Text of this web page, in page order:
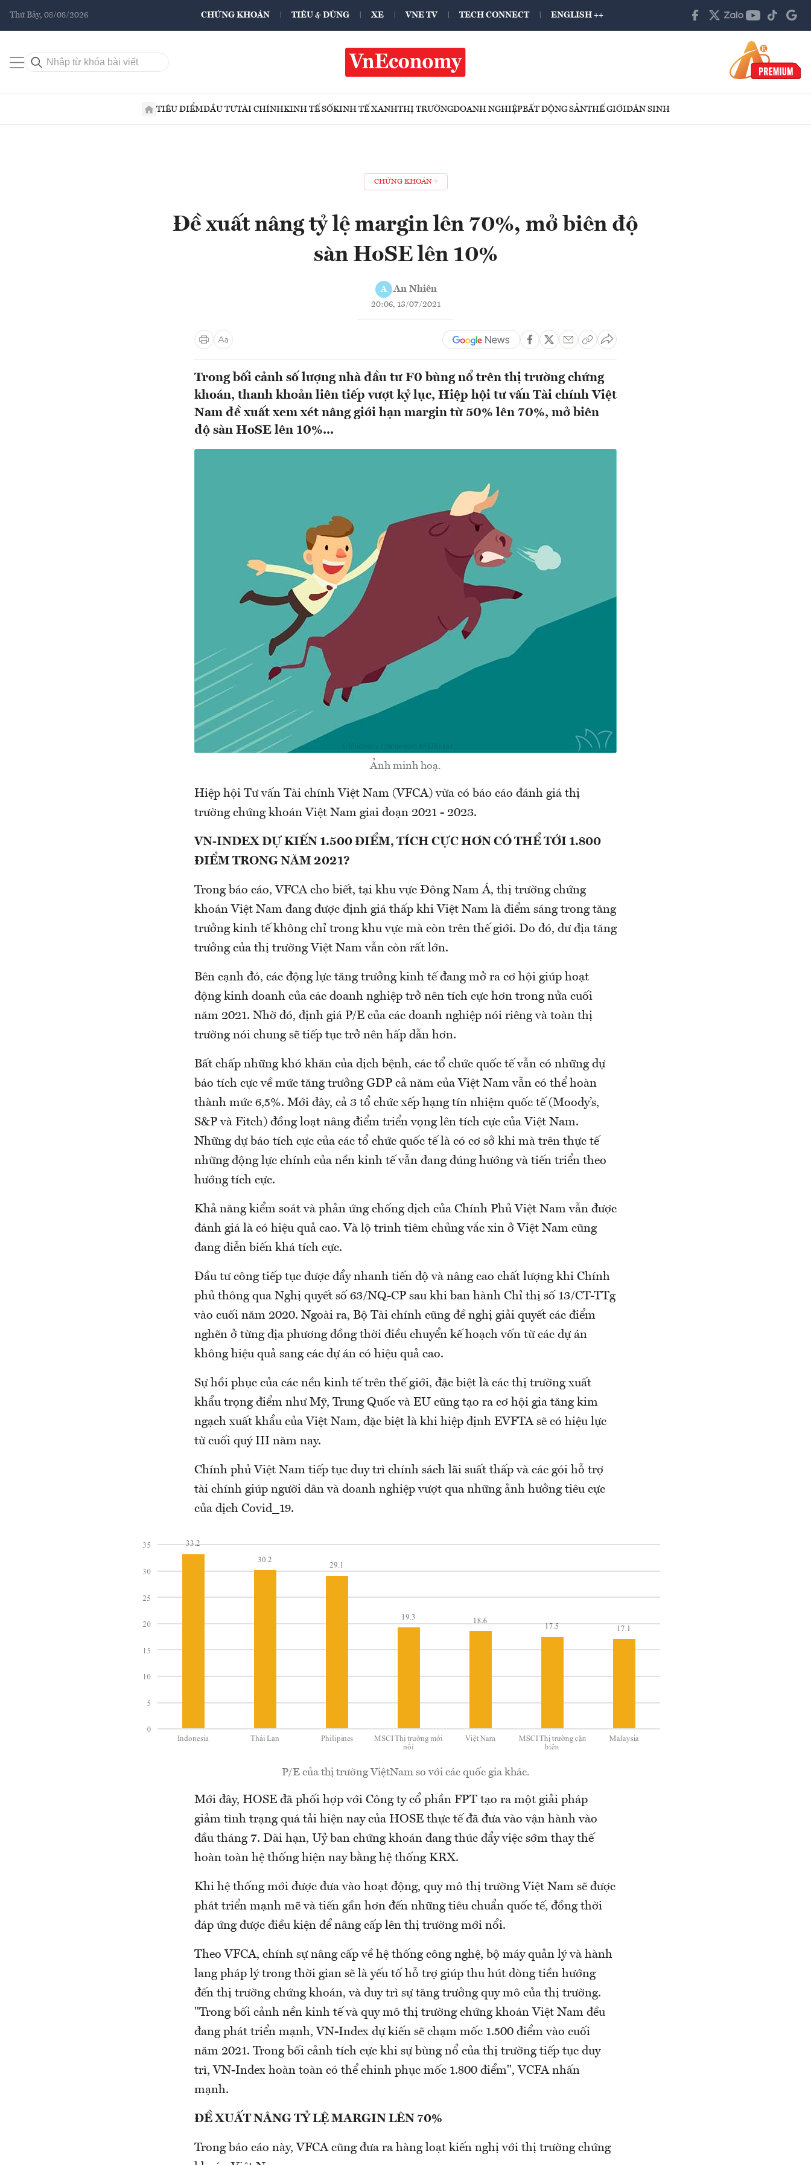
Thứ Bảy, 08/08/2026 CHỨNG KHOÁN TIÊU & DÙNG XE VNE TV TECH CONNECT ENGLISH ++
TIÊU ĐIỂMĐẦU TƯTÀI CHÍNHKINH TẾ SỐKINH TẾ XANHTHỊ TRƯỜNGDOANH NGHIỆPBẤT ĐỘNG SẢNTHẾ GIỚIDÂN SINH
CHỨNG KHOÁN
Đề xuất nâng tỷ lệ margin lên 70%, mở biên độ
sàn HoSE lên 10%
A An Nhiên
20:06, 13/07/2021
Trong bối cảnh số lượng nhà đầu tư F0 bùng nổ trên thị trường chứng
khoán, thanh khoản liên tiếp vượt kỷ lục, Hiệp hội tư vấn Tài chính Việt
Nam đề xuất xem xét nâng giới hạn margin từ 50% lên 70%, mở biên
độ sàn HoSE lên 10%...
Ảnh minh hoạ.
Hiệp hội Tư vấn Tài chính Việt Nam (VFCA) vừa có báo cáo đánh giá thị
trường chứng khoán Việt Nam giai đoạn 2021 - 2023.
VN-INDEX DỰ KIẾN 1.500 ĐIỂM, TÍCH CỰC HƠN CÓ THỂ TỚI 1.800
ĐIỂM TRONG NĂM 2021?
Trong báo cáo, VFCA cho biết, tại khu vực Đông Nam Á, thị trường chứng
khoán Việt Nam đang được định giá thấp khi Việt Nam là điểm sáng trong tăng
trưởng kinh tế không chỉ trong khu vực mà còn trên thế giới. Do đó, dư địa tăng
trưởng của thị trường Việt Nam vẫn còn rất lớn.
Bên cạnh đó, các động lực tăng trưởng kinh tế đang mở ra cơ hội giúp hoạt
động kinh doanh của các doanh nghiệp trở nên tích cực hơn trong nửa cuối
năm 2021. Nhờ đó, định giá P/E của các doanh nghiệp nói riêng và toàn thị
trường nói chung sẽ tiếp tục trở nên hấp dẫn hơn.
Bất chấp những khó khăn của dịch bệnh, các tổ chức quốc tế vẫn có những dự
báo tích cực về mức tăng trưởng GDP cả năm của Việt Nam vẫn có thể hoàn
thành mức 6,5%. Mới đây, cả 3 tổ chức xếp hạng tín nhiệm quốc tế (Moody’s,
S&P và Fitch) đồng loạt nâng điểm triển vọng lên tích cực của Việt Nam.
Những dự báo tích cực của các tổ chức quốc tế là có cơ sở khi mà trên thực tế
những động lực chính của nền kinh tế vẫn đang đúng hướng và tiến triển theo
hướng tích cực.
Khả năng kiểm soát và phản ứng chống dịch của Chính Phủ Việt Nam vẫn được
đánh giá là có hiệu quả cao. Và lộ trình tiêm chủng vắc xin ở Việt Nam cũng
đang diễn biến khá tích cực.
Đầu tư công tiếp tục được đẩy nhanh tiến độ và nâng cao chất lượng khi Chính
phủ thông qua Nghị quyết số 63/NQ-CP sau khi ban hành Chỉ thị số 13/CT-TTg
vào cuối năm 2020. Ngoài ra, Bộ Tài chính cũng đề nghị giải quyết các điểm
nghẽn ở từng địa phương đồng thời điều chuyển kế hoạch vốn từ các dự án
không hiệu quả sang các dự án có hiệu quả cao.
Sự hồi phục của các nền kinh tế trên thế giới, đặc biệt là các thị trường xuất
khẩu trọng điểm như Mỹ, Trung Quốc và EU cũng tạo ra cơ hội gia tăng kim
ngạch xuất khẩu của Việt Nam, đặc biệt là khi hiệp định EVFTA sẽ có hiệu lực
từ cuối quý III năm nay.
Chính phủ Việt Nam tiếp tục duy trì chính sách lãi suất thấp và các gói hỗ trợ
tài chính giúp người dân và doanh nghiệp vượt qua những ảnh hưởng tiêu cực
của dịch Covid_19.
P/E của thị trường ViệtNam so với các quốc gia khác.
Mới đây, HOSE đã phối hợp với Công ty cổ phần FPT tạo ra một giải pháp
giảm tình trạng quá tải hiện nay của HOSE thực tế đã đưa vào vận hành vào
đầu tháng 7. Dài hạn, Uỷ ban chứng khoán đang thúc đẩy việc sớm thay thế
hoàn toàn hệ thống hiện nay bằng hệ thống KRX.
Khi hệ thống mới được đưa vào hoạt động, quy mô thị trường Việt Nam sẽ được
phát triển mạnh mẽ và tiến gần hơn đến những tiêu chuẩn quốc tế, đồng thời
đáp ứng được điều kiện để nâng cấp lên thị trường mới nổi.
Theo VFCA, chính sự nâng cấp về hệ thống công nghệ, bộ máy quản lý và hành
lang pháp lý trong thời gian sẽ là yếu tố hỗ trợ giúp thu hút dòng tiền hướng
đến thị trường chứng khoán, và duy trì sự tăng trưởng quy mô của thị trường.
"Trong bối cảnh nền kinh tế và quy mô thị trường chứng khoán Việt Nam đều
đang phát triển mạnh, VN-Index dự kiến sẽ chạm mốc 1.500 điểm vào cuối
năm 2021. Trong bối cảnh tích cực khi sự bùng nổ của thị trường tiếp tục duy
trì, VN-Index hoàn toàn có thể chinh phục mốc 1.800 điểm", VCFA nhấn
mạnh.
ĐỀ XUẤT NÂNG TỶ LỆ MARGIN LÊN 70%
Trong báo cáo này, VFCA cũng đưa ra hàng loạt kiến nghị với thị trường chứng